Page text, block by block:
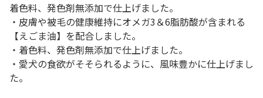
着色料、発色剤無添加で仕上げました。
・皮膚や被毛の健康維持にオメガ3＆6脂肪酸が含まれる
【えごま油】を配合しました。
・着色料、発色剤無添加で仕上げました。
・愛犬の食欲がそそられるように、風味豊かに仕上げまし
た。